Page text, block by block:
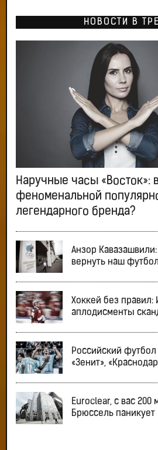
НОВОСТИ В
Наручные часы «Восток»:
феноменальной
легендарного бренда?
Анзор
вернуть наш
Хоккей без
аплодисменты
Российский
«Зенит»,
Euroclear, с вас 200
Брюссель паникует